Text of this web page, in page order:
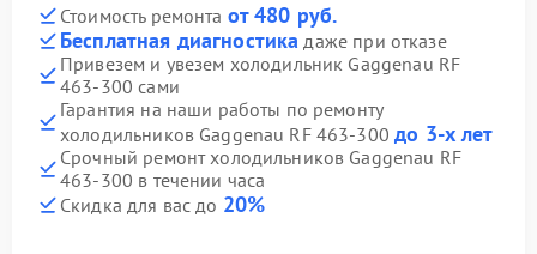
Стоимость ремонта от 480 руб.
Бесплатная диагностика даже при отказе
Привезем и увезем холодильник Gaggenau RF
463-300 сами
Гарантия на наши работы по ремонту
холодильников Gaggenau RF 463-300до 3-х лет
Срочный ремонт холодильников Gaggenau RF
463-300 в течении часа
Скидка для вас до 20%